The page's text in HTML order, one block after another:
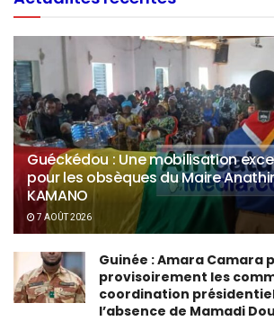
Guéckédou : Une mobilisation
pour les obsèques du Maire
KAMANO
7 AOÛT 2026
Guinée : Amara Camara
provisoirement les
coordination
l’absence de Mamadi